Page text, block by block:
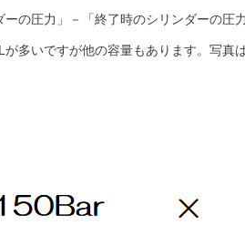
の圧力」－「終了時のシリンダーの圧力
多いですが他の容量もあります。写真